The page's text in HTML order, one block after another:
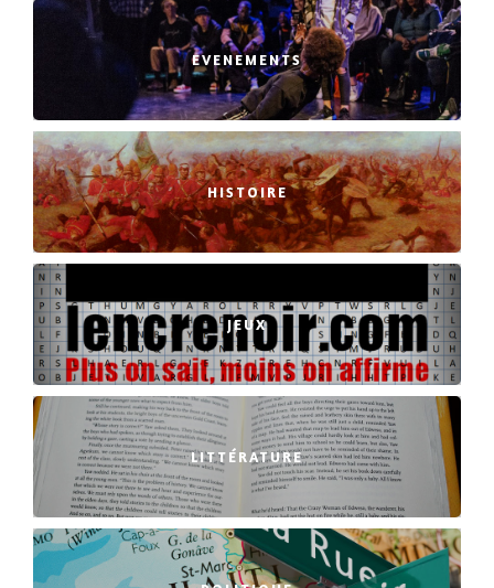
EVENEMENTS
HISTOIRE
JEUX
LITTÉRATURE